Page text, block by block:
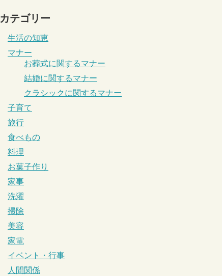
カテゴリー
生活の知恵
マナー
お葬式に関するマナー
結婚に関するマナー
クラシックに関するマナー
子育て
旅行
食べもの
料理
お菓子作り
家事
洗濯
掃除
美容
家電
イベント・行事
人間関係